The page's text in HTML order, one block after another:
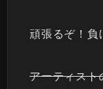
頑張るぞ！負
アーティス